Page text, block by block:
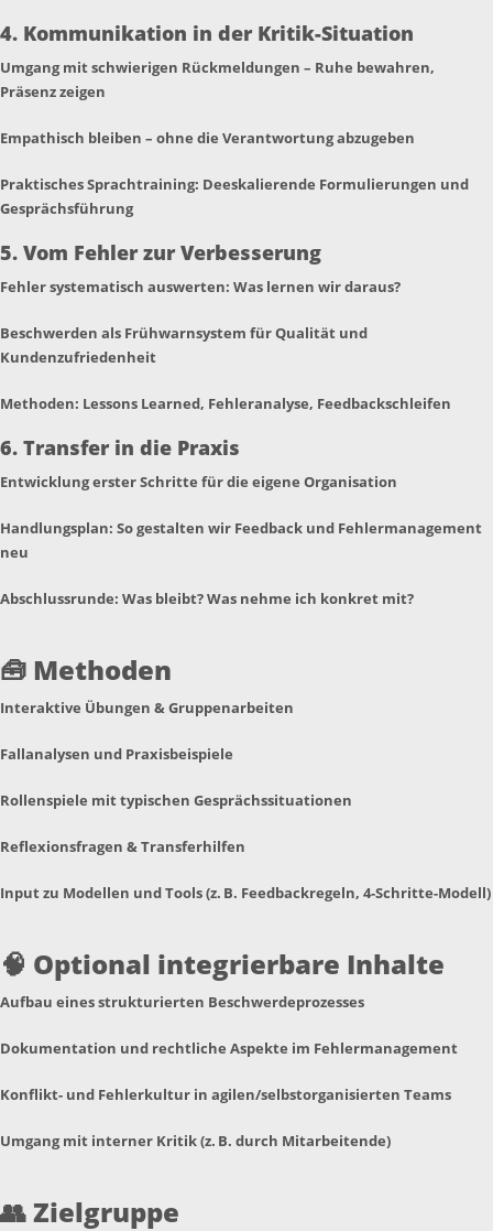
4. Kommunikation in der Kritik-Situation
Umgang mit schwierigen Rückmeldungen – Ruhe bewahren,
Präsenz zeigen
Empathisch bleiben – ohne die Verantwortung abzugeben
Praktisches Sprachtraining: Deeskalierende Formulierungen und
Gesprächsführung
5. Vom Fehler zur Verbesserung
Fehler systematisch auswerten: Was lernen wir daraus?
Beschwerden als Frühwarnsystem für Qualität und
Kundenzufriedenheit
Methoden: Lessons Learned, Fehleranalyse, Feedbackschleifen
6. Transfer in die Praxis
Entwicklung erster Schritte für die eigene Organisation
Handlungsplan: So gestalten wir Feedback und Fehlermanagement
neu
Abschlussrunde: Was bleibt? Was nehme ich konkret mit?
🧰 Methoden
Interaktive Übungen & Gruppenarbeiten
Fallanalysen und Praxisbeispiele
Rollenspiele mit typischen Gesprächssituationen
Reflexionsfragen & Transferhilfen
Input zu Modellen und Tools (z. B. Feedbackregeln, 4-Schritte-Modell)
🧠 Optional integrierbare Inhalte
Aufbau eines strukturierten Beschwerdeprozesses
Dokumentation und rechtliche Aspekte im Fehlermanagement
Konflikt- und Fehlerkultur in agilen/selbstorganisierten Teams
Umgang mit interner Kritik (z. B. durch Mitarbeitende)
👥Zielgruppe